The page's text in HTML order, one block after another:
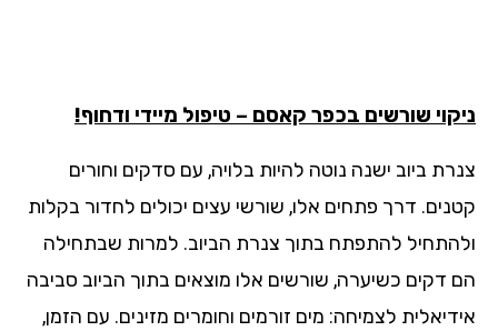
שורשים בכפר קאסם – טיפול מיידי ודחוף!
ביוב ישנה נוטה להיות בלויה, עם סדקים וחורים
דרך פתחים אלו, שורשי עצים יכולים לחדור בקלות
להתפתח בתוך צנרת הביוב. למרות שבתחילה
דקים כשיערה, שורשים אלו מוצאים בתוך הביוב סביבה
לצמיחה: מים זורמים וחומרים מזינים. עם הזמן,